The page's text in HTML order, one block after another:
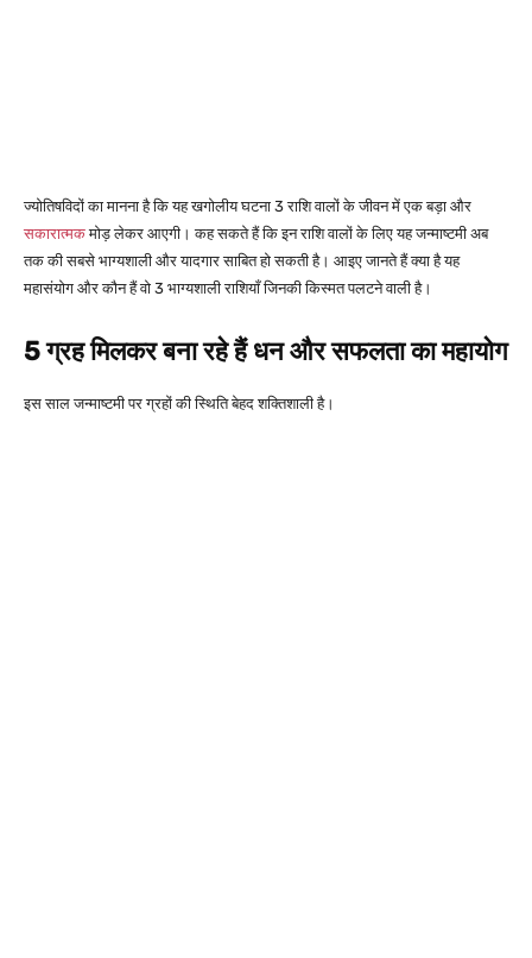
ज्योतिषविदों का मानना है कि यह खगोलीय घटना 3 राशि वालों के जीवन में एक बड़ा और
सकारात्मकमोड़ लेकर आएगी। कह सकते हैं कि इन राशि वालों के लिए यह जन्माष्टमी अब
तक की सबसे भाग्यशाली और यादगार साबित हो सकती है। आइए जानते हैं क्या है यह
महासंयोग और कौन हैं वो 3 भाग्यशाली राशियाँ जिनकी किस्मत पलटने वाली है।
5 ग्रह मिलकर बना रहे हैं धन और सफलता का महायोग
इस साल जन्माष्टमी पर ग्रहों की स्थिति बेहद शक्तिशाली है।